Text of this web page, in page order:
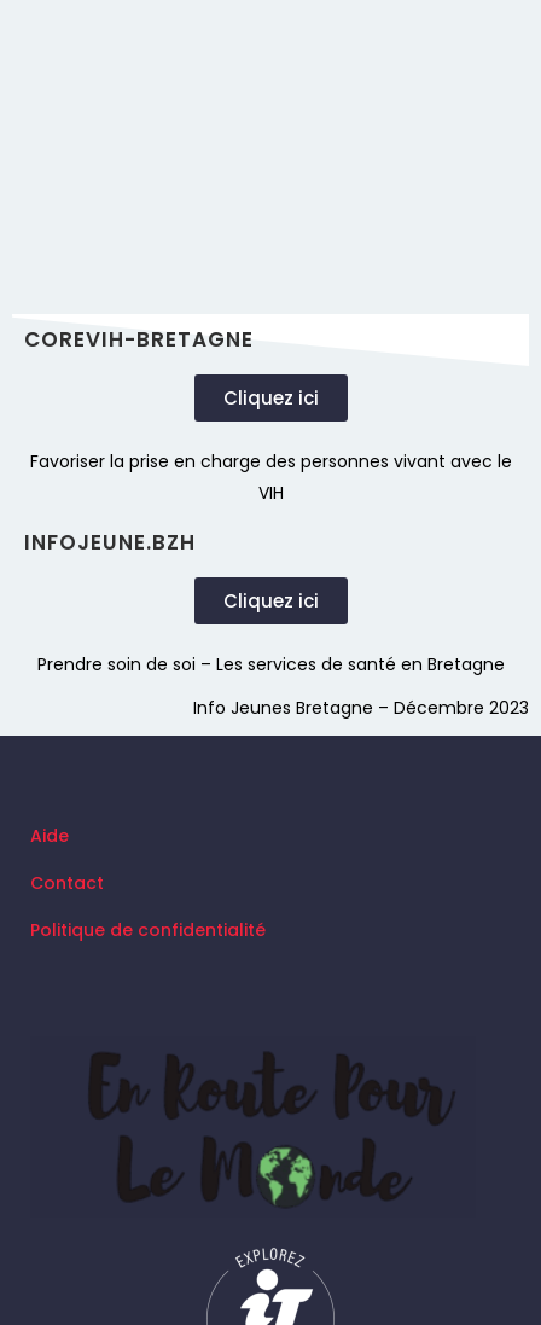
COREVIH-BRETAGNE
Cliquez ici
Favoriser la prise en charge des personnes vivant avec le
VIH
INFOJEUNE.BZH
Cliquez ici
Prendre soin de soi – Les services de santé en Bretagne
Info Jeunes Bretagne – Décembre 2023
Aide
Contact
Politique de confidentialité